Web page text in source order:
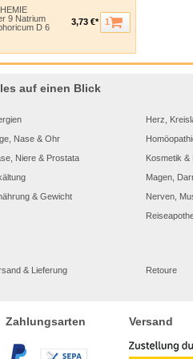
9 Natrium
D 6
3,73 €* 1
auf einen Blick
Nase & Ohr
Niere & Prostata
& Gewicht
Herz,
Kosmetik &
Magen,
Nerven,
& Lieferung Retoure
Zahlungsarten Versand